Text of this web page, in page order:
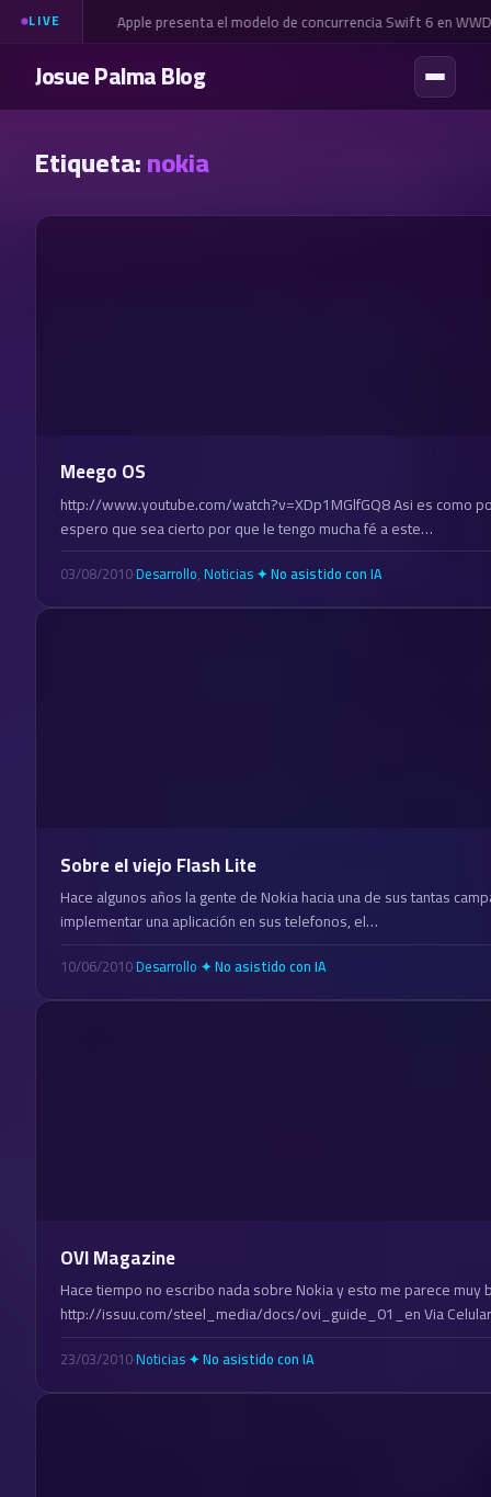
LIVE Apple presenta el modelo de concurrencia Swift 6 en
Josue Palma Blog
Etiqueta:nokia
Meego OS
http://www.youtube.com/watch?v=XDp1MGlfGQ8 Asi es como
espero que sea cierto por que le tengo mucha fé a este…
03/08/2010·Desarrollo, Noticias·✦ No asistido con IA
Sobre el viejo Flash Lite
Hace algunos años la gente de Nokia hacia una de sus tantas
implementar una aplicación en sus telefonos, el…
10/06/2010·Desarrollo ✦ No asistido con IA
OVI Magazine
Hace tiempo no escribo nada sobre Nokia y esto me parece muy
http://issuu.com/steel_media/docs/ovi_guide_01_en Via
23/03/2010·Noticias✦ No asistido con IA